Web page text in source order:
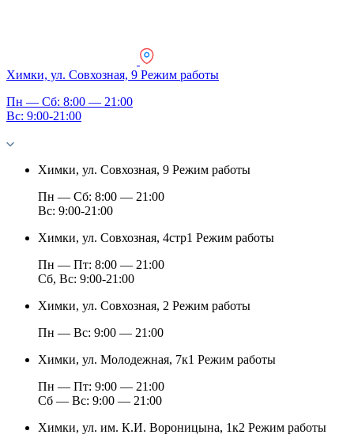
Химки, ул. Совхозная, 9 Режим работы
Пн — Сб: 8:00 — 21:00
Вс: 9:00-21:00
Химки, ул. Совхозная, 9 Режим работы
Пн — Сб: 8:00 — 21:00
Вс: 9:00-21:00
Химки, ул. Совхозная, 4стр1 Режим работы
Пн — Пт: 8:00 — 21:00
Сб, Вс: 9:00-21:00
Химки, ул. Совхозная, 2 Режим работы
Пн — Вс: 9:00 — 21:00
Химки, ул. Молодежная, 7к1 Режим работы
Пн — Пт: 9:00 — 21:00
Cб — Вс: 9:00 — 21:00
Химки, ул. им. К.И. Вороницына, 1к2 Режим работы